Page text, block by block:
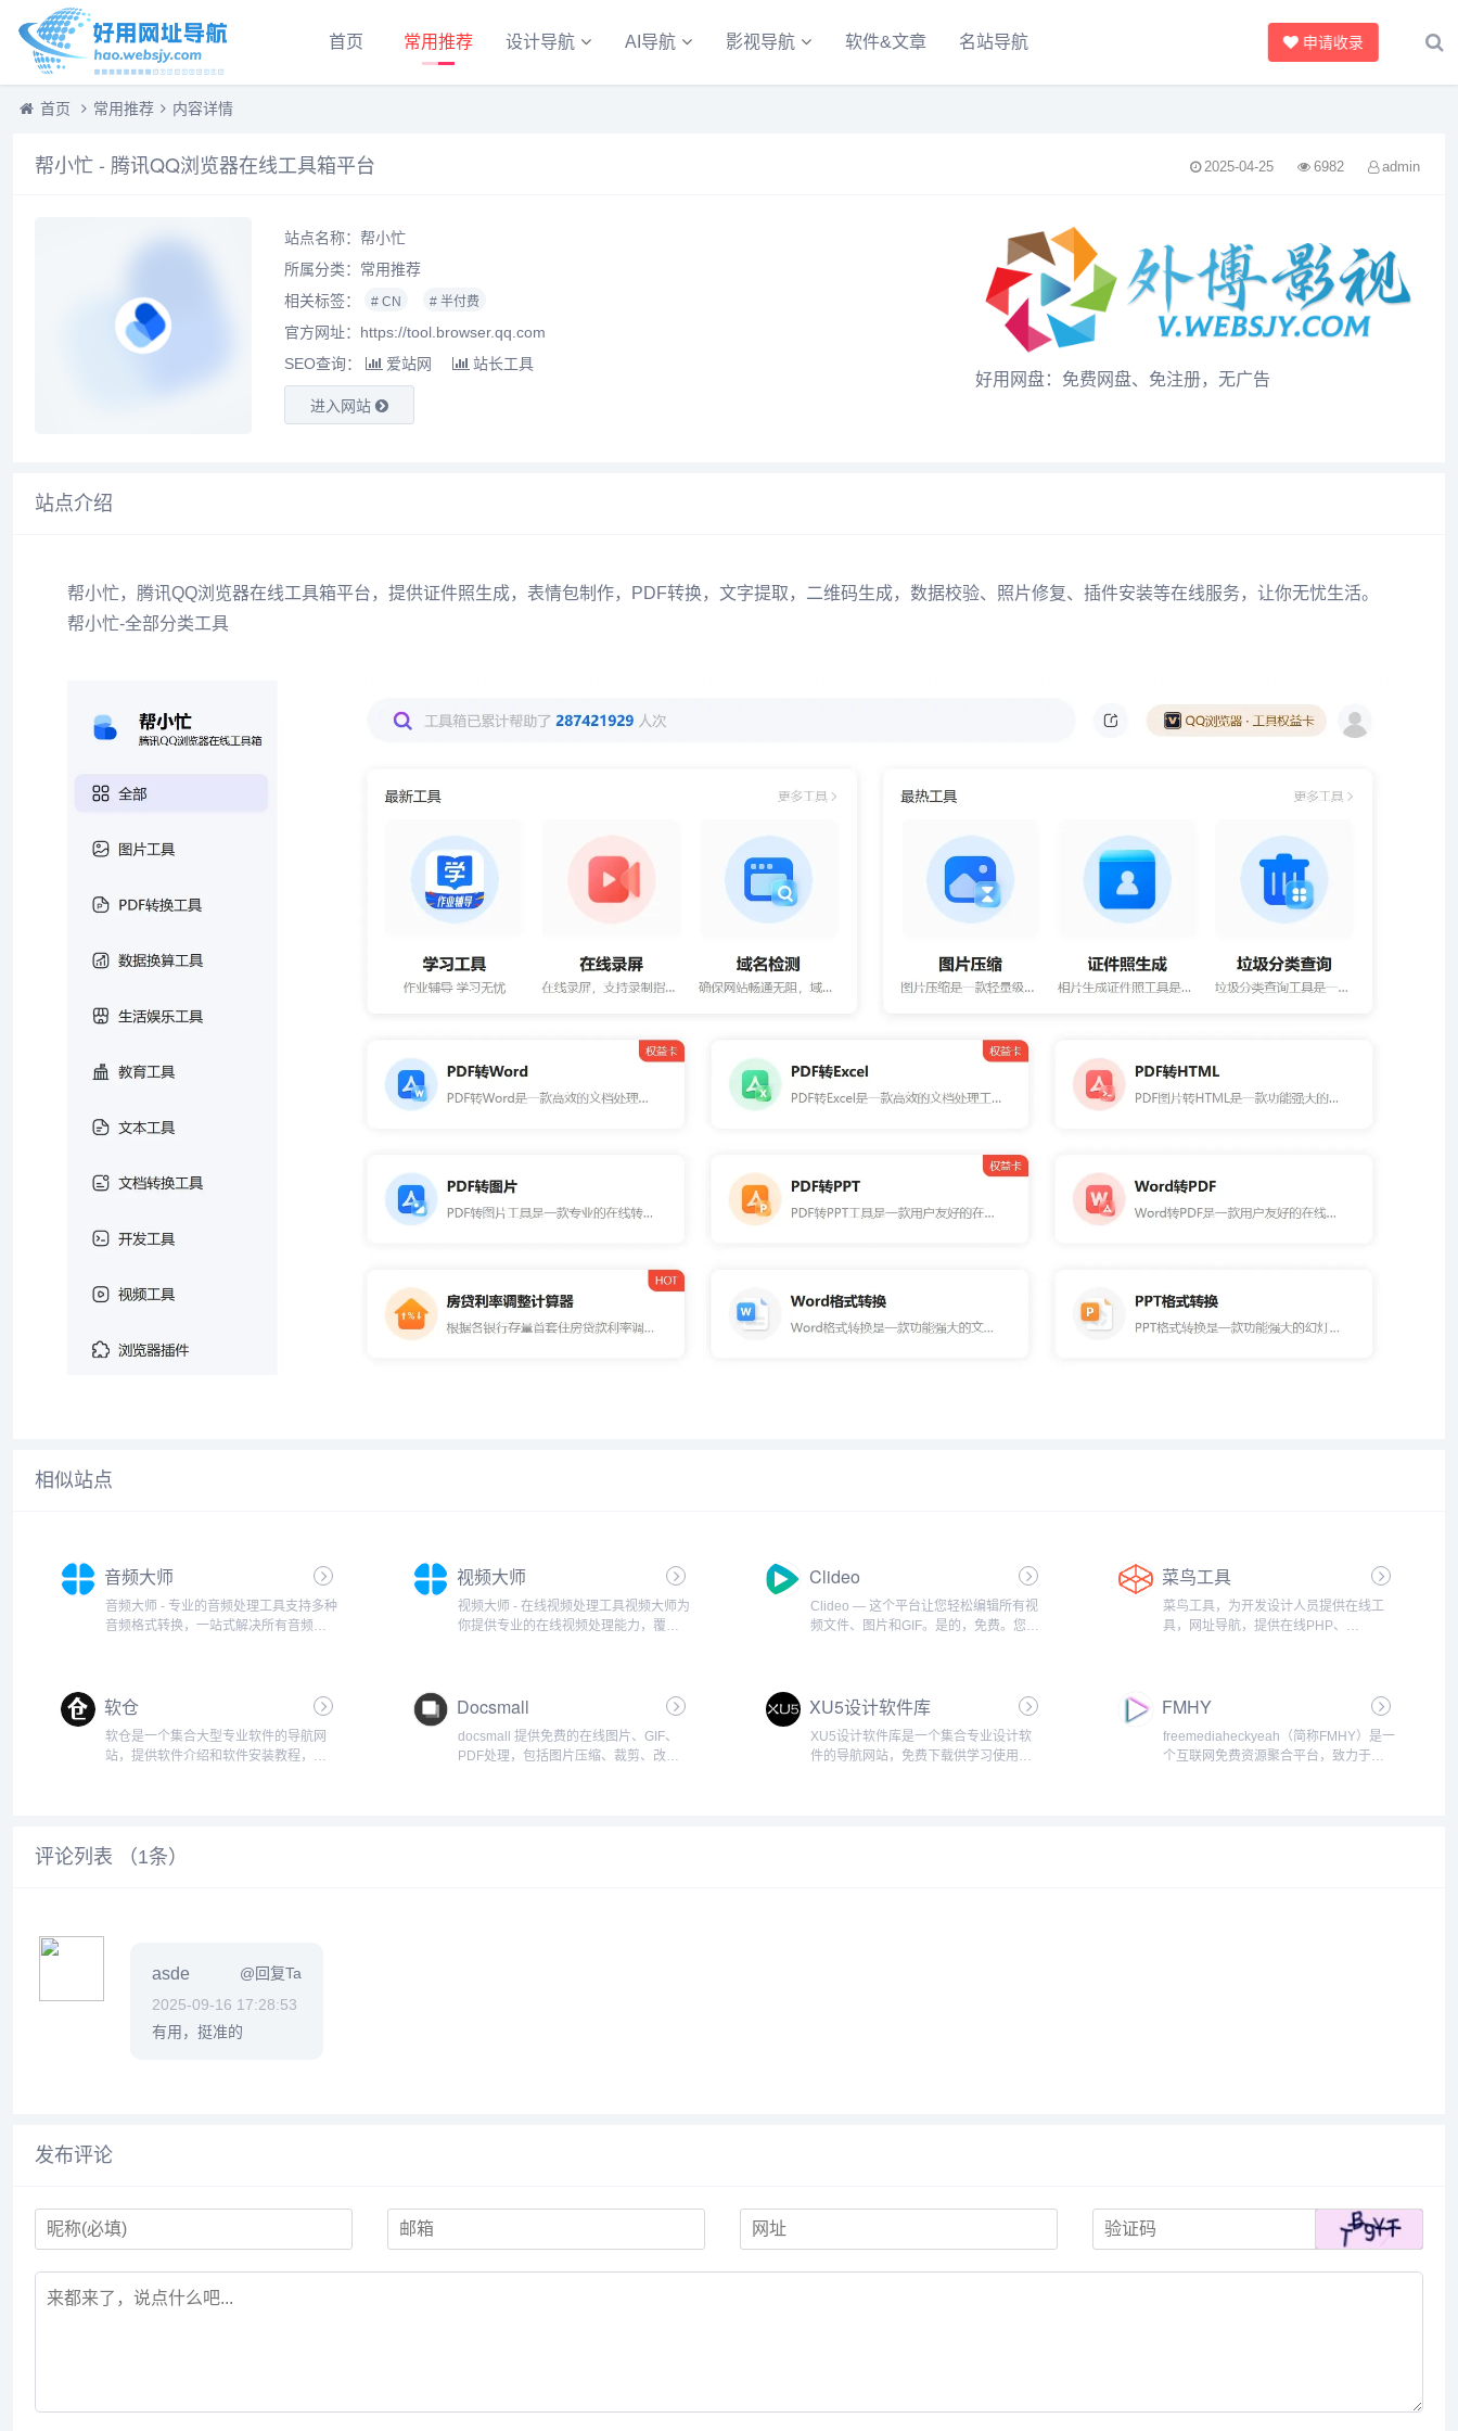
首页 常用推荐 设计导航 AI导航 影视导航 软件&文章 名站导航 申请收录
首页 常用推荐 内容详情
帮小忙 - 腾讯QQ浏览器在线工具箱平台 2025-04-25 6982 admin
站点名称：帮小忙
所属分类： 常用推荐
相关标签：
# CN # 半付费
官方网址：https://tool.browser.qq.com
SEO查询：
爱站网 站长工具
进入网站
好用网盘：免费网盘、免注册，无广告
站点介绍
帮小忙，腾讯QQ浏览器在线工具箱平台，提供证件照生成，表情包制作，PDF转换，文字提取，二维码生成，数据校验、照片修复、插件安装等在线服务，让你无忧生活。
帮小忙-全部分类工具
相似站点
音频大师
音频大师 - 专业的音频处理工具支持多种
音频格式转换，一站式解决所有音频处
式转换，同时支...
视频大师
视频大师 - 在线视频处理工具视频大师为
你提供专业的在线视频处理能力，覆盖
Clideo
Clideo — 这个平台让您轻松编辑所有视
频文件、图片和GIF。是的，免费。您的
辑器配备多轨时间...
菜鸟工具
菜鸟工具，为开发设计人员提供在线工
具，网址导航，提供在线PHP、
WEB开发教程。...
软仓
软仓是一个集合大型专业软件的导航网
站，提供软件介绍和软件安装教程，包
Docsmall
docsmall 提供免费的在线图片、GIF、
PDF处理，包括图片压缩、裁剪、改尺
XU5设计软件库
XU5设计软件库是一个集合专业设计软
件的导航网站，免费下载供学习使用，
FMHY
freemediaheckyeah（简称FMHY）是一
个互联网免费资源聚合平台，致力于提
评论列表 （1条）
asde
@回复Ta
2025-09-16 17:28:53
有用，挺准的
发布评论